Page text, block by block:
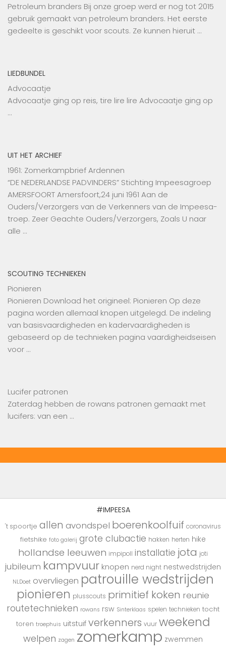
Petroleum branders Bij onze groep werd er nog tot 2015
gebruik gemaakt van petroleum branders. Het eerste
gedeelte is geschikt voor scouts. Ze kunnen hieruit …
LIEDBUNDEL
Advocaatje
Advocaatje ging op reis, tire lire lire Advocaatje ging op
…
UIT HET ARCHIEF
1961: Zomerkampbrief Ardennen
“DE NEDERLANDSE PADVINDERS” Stichting Impeesagroep
AMERSFOORT Amersfoort,24 juni 1961 Aan de
Ouders/Verzorgers van de Verkenners van de Impeesa-
troep. Zeer Geachte Ouders/Verzorgers, Zoals U naar
alle …
SCOUTING TECHNIEKEN
Pionieren
Pionieren Download het origineel: Pionieren Op deze
pagina worden allemaal knopen uitgelegd. De indeling
van basisvaardigheden en kadervaardigheden is
gebaseerd op de technieken pagina vaardigheidseisen
voor …
Lucifer patronen
Zaterdag hebben de rowans patronen gemaakt met
lucifers: van een …
#IMPEESA
't spoortje allen avondspel boerenkoolfuif coronavirus
fietshike foto galerij grote clubactie hakken herten hike
hollandse leeuwen impipoll installatie jota joti
jubileum kampvuur knopen nerd night nestwedstrijden
NLDoet overvliegen patrouille wedstrijden
pionieren plusscouts primitief koken reunie
routetechnieken rowans rsw Sinterklaas spelen technieken tocht
toren troephuis uitstuif verkenners vuur weekend
welpen zagen zomerkamp zwemmen